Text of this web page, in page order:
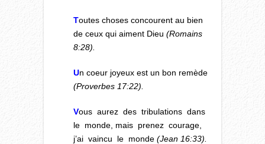
Toutes choses concourent au bien
de ceux qui aiment Dieu (Romains
8:28).
Un coeur joyeux est un bon remède
(Proverbes 17:22).
Vous aurez des tribulations dans
le monde, mais prenez courage,
j’ai vaincu le monde (Jean 16:33).